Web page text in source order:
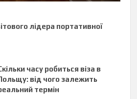
лідера портативної
часу робиться віза в
від чого залежить
термін